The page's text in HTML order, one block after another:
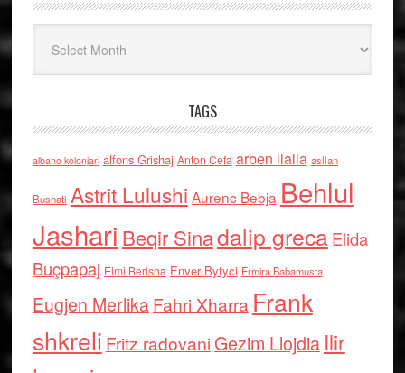
TAGS
albano kolonjari alfons Grishaj Anton Cefa arben llalla asllan
Bushati Astrit Lulushi Aurenc Bebja Behlul
Jashari Beqir Sinadalip grecaElida
Buçpapaj Elmi Berisha Enver Bytyci Ermira Babamusta
Eugjen MerlikaFahri Xharra Frank
shkreli Fritz radovaniGezim Llojdia Ilir